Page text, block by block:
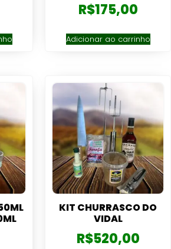
R$175,00
Adicionar ao carrinho
KIT CHURRASCO DO
VIDAL
R$520,00